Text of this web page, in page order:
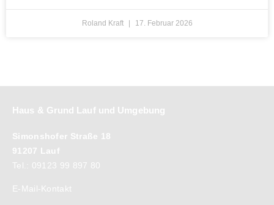
Roland Kraft 17. Februar 2026
Haus & Grund Lauf und Umgebung
Simonshofer Straße 18
91207 Lauf
Tel.: 09123 99 897 80
E-Mail-Kontakt